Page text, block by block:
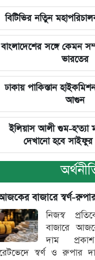
বিটিভির নতিুন
বাংলাদেশের সঙ্গে কেমন
ভারতের
ঢাকায় পাকিস্তান
আগুন
ইলিয়াস আলী গুম-হ'ত্যা
দেখানো হবে
বাজারে স্বর্ণ-
নিজস্ব
বাজারে
দাম
স্বর্ণ ও রুপার